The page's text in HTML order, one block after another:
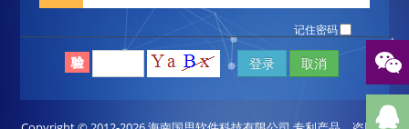
记住密码
取消
登录